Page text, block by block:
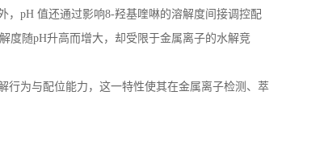
， pH 值还通过影响8-羟基喹啉的溶解度间接调控配
度随pH升高而增大，却受限于金属离子的水解竞
行为与配位能力，这一特性使其在金属离子检测、萃